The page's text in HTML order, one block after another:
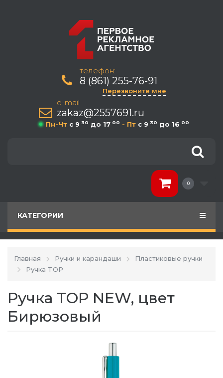
телефон:
8 (861) 255-76-91
Перезвоните мне
e-mail
zakaz@2557691.ru
Пн-Чт c 9 30 до 17 00 - Пт c 9 30 до 16 00
0
КАТЕГОРИИ
Главная Ручки и карандаши
Пластиковые ручки
Ручка TOP
Ручка TOP NEW, цвет
Бирюзовый